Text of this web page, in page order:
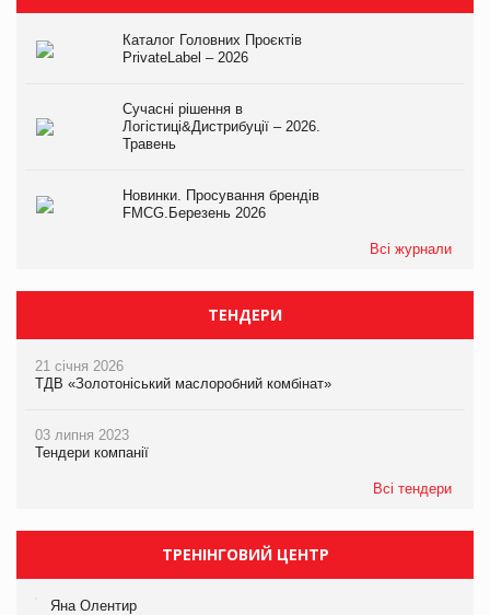
Каталог Головних Проєктів
PrivateLabel – 2026
Сучасні рішення в
Логістиці&Дистрибуції – 2026.
Травень
Новинки. Просування брендів
FMCG.Березень 2026
Всі журнали
ТЕНДЕРИ
21 січня 2026
ТДВ «Золотоніський маслоробний комбінат»
03 липня 2023
Тендери компанії
Всі тендери
ТРЕНІНГОВИЙ ЦЕНТР
Яна Олентир